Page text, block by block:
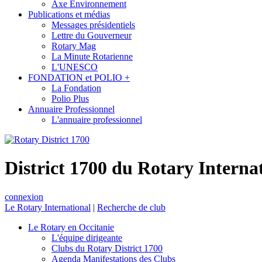
Axe Environnement
Publications et médias
Messages présidentiels
Lettre du Gouverneur
Rotary Mag
La Minute Rotarienne
L'UNESCO
FONDATION et POLIO +
La Fondation
Polio Plus
Annuaire Professionnel
L'annuaire professionnel
District 1700 du Rotary
connexion
Le Rotary International | Recherche de club
Le Rotary en Occitanie
L'équipe dirigeante
Clubs du Rotary District 1700
Agenda Manifestations des Clubs